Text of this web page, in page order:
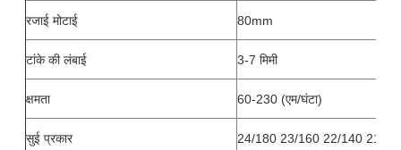
रजाई मोटाई 80mm
टांके की लंबाई 3-7 मिमी
क्षमता 60-230 (एम/घंटा)
सुई प्रकार 24/180 23/160 22/140 21/